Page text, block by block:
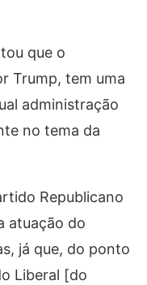
que o
Trump, tem uma
administração
no tema da
Republicano
atuação do
já que, do ponto
Liberal [do